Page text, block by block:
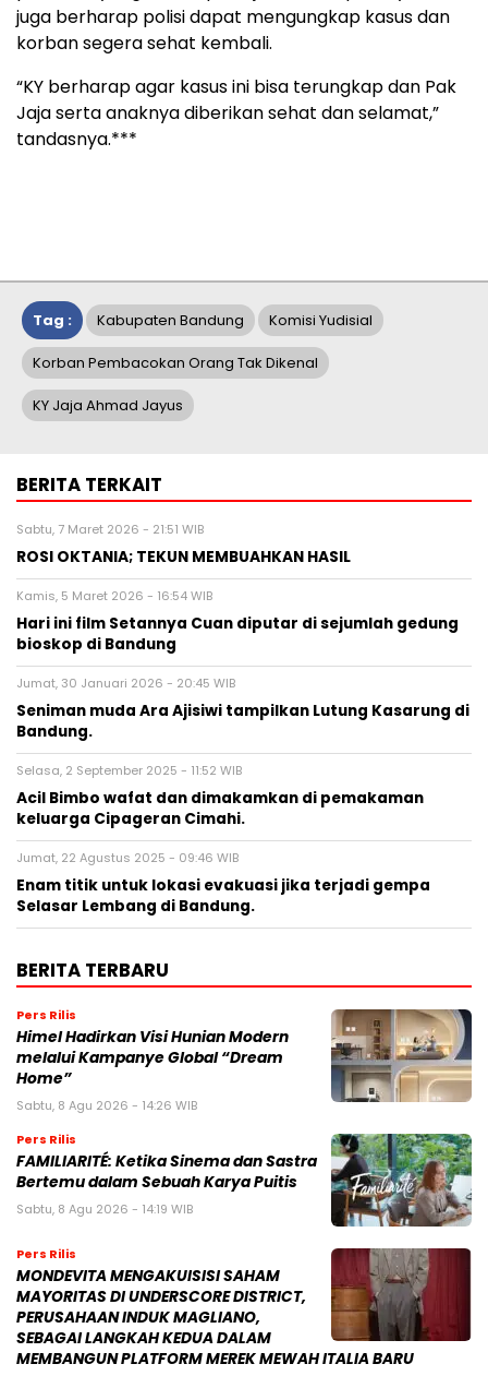
juga berharap polisi dapat mengungkap kasus dan
korban segera sehat kembali.
“KY berharap agar kasus ini bisa terungkap dan Pak
Jaja serta anaknya diberikan sehat dan selamat,”
tandasnya.***
Tag : Kabupaten Bandung Komisi Yudisial
Korban Pembacokan Orang Tak Dikenal
KY Jaja Ahmad Jayus
BERITA TERKAIT
Sabtu, 7 Maret 2026 - 21:51 WIB
ROSI OKTANIA; TEKUN MEMBUAHKAN HASIL
Kamis, 5 Maret 2026 - 16:54 WIB
Hari ini film Setannya Cuan diputar di sejumlah gedung
bioskop di Bandung
Jumat, 30 Januari 2026 - 20:45 WIB
Seniman muda Ara Ajisiwi tampilkan Lutung Kasarung di
Bandung.
Selasa, 2 September 2025 - 11:52 WIB
Acil Bimbo wafat dan dimakamkan di pemakaman
keluarga Cipageran Cimahi.
Jumat, 22 Agustus 2025 - 09:46 WIB
Enam titik untuk lokasi evakuasi jika terjadi gempa
Selasar Lembang di Bandung.
BERITA TERBARU
Pers Rilis
Himel Hadirkan Visi Hunian Modern
melalui Kampanye Global “Dream
Home”
Sabtu, 8 Agu 2026 - 14:26 WIB
Pers Rilis
FAMILIARITÉ: Ketika Sinema dan Sastra
Bertemu dalam Sebuah Karya Puitis
Sabtu, 8 Agu 2026 - 14:19 WIB
Pers Rilis
MONDEVITA MENGAKUISISI SAHAM
MAYORITAS DI UNDERSCORE DISTRICT,
PERUSAHAAN INDUK MAGLIANO,
SEBAGAI LANGKAH KEDUA DALAM
MEMBANGUN PLATFORM MEREK MEWAH ITALIA BARU